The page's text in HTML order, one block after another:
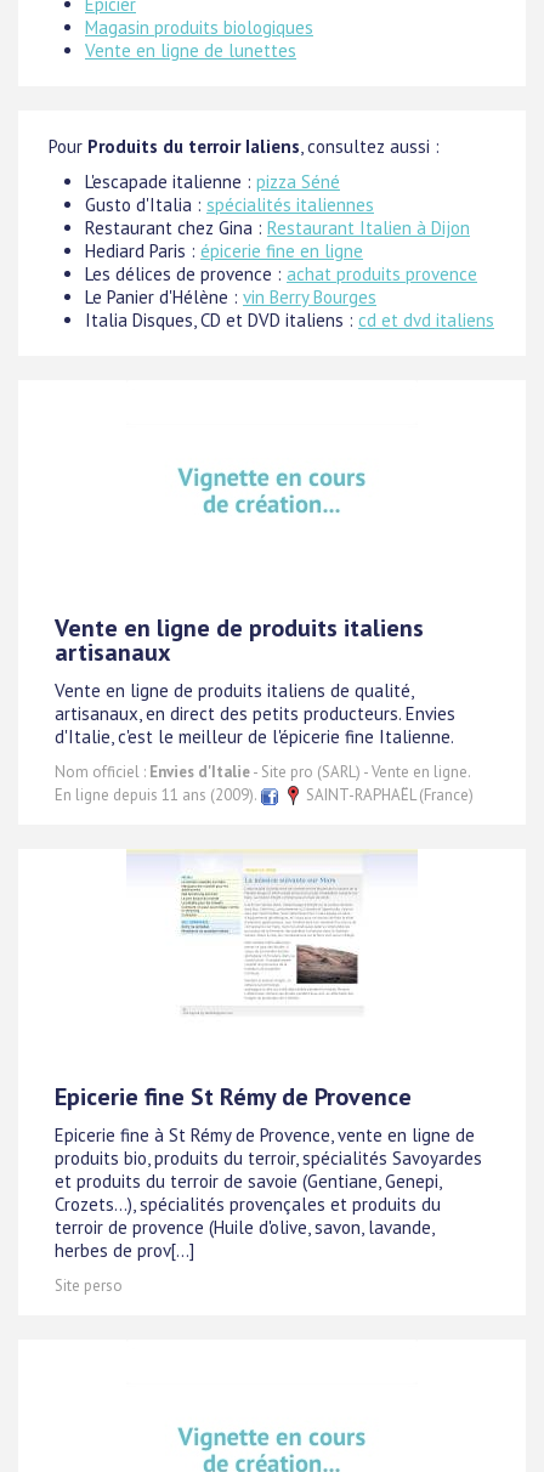
Magasin produits biologiques
Vente en ligne de lunettes
Pour Produits du terroir Ialiens , consultez aussi :
L'escapade italienne : pizza Séné
Gusto d'Italia : spécialités italiennes
Restaurant chez Gina : Restaurant Italien à Dijon
Hediard Paris : épicerie fine en ligne
Les délices de provence : achat produits provence
Le Panier d'Hélène : vin Berry Bourges
Italia Disques, CD et DVD italiens : cd et dvd italiens
Vente en ligne de produits italiens
artisanaux
Vente en ligne de produits italiens de qualité,
artisanaux, en direct des petits producteurs. Envies
d'Italie, c'est le meilleur de l'épicerie fine Italienne.
Nom officiel : Envies d'Italie- Site pro (SARL) - Vente en ligne.
En ligne depuis 11 ans (2009).
SAINT-RAPHAËL (France)
Epicerie fine St Rémy de Provence
Epicerie fine à St Rémy de Provence, vente en ligne de
produits bio, produits du terroir, spécialités Savoyardes
et produits du terroir de savoie (Gentiane, Genepi,
Crozets...), spécialités provençales et produits du
terroir de provence (Huile d'olive, savon, lavande,
herbes de prov[...]
Site perso